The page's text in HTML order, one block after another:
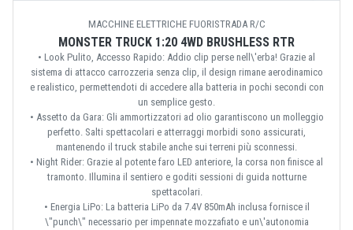
MACCHINE ELETTRICHE FUORISTRADA R/C
MONSTER TRUCK 1:20 4WD BRUSHLESS RTR
• Look Pulito, Accesso Rapido: Addio clip perse nell\'erba! Grazie al
sistema di attacco carrozzeria senza clip, il design rimane aerodinamico
e realistico, permettendoti di accedere alla batteria in pochi secondi con
un semplice gesto.
• Assetto da Gara: Gli ammortizzatori ad olio garantiscono un molleggio
perfetto. Salti spettacolari e atterraggi morbidi sono assicurati,
mantenendo il truck stabile anche sui terreni più sconnessi.
• Night Rider: Grazie al potente faro LED anteriore, la corsa non finisce al
tramonto. Illumina il sentiero e goditi sessioni di guida notturne
spettacolari.
• Energia LiPo: La batteria LiPo da 7.4V 850mAh inclusa fornisce il
\"punch\" necessario per impennate mozzafiato e un\'autonomia